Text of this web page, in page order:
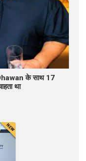
के साथ 17
था